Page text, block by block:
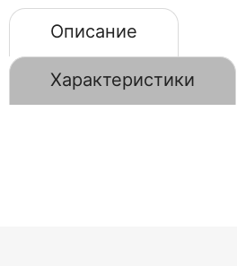
Описание
Характеристики